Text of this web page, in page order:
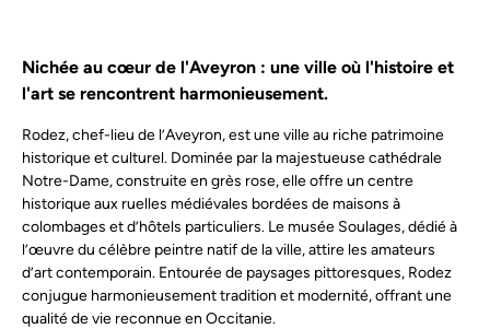
Nichée au cœur de l'Aveyron : une ville où l'histoire et
l'art se rencontrent harmonieusement.
Rodez, chef-lieu de l’Aveyron, est une ville au riche patrimoine
historique et culturel. Dominée par la majestueuse cathédrale
Notre-Dame, construite en grès rose, elle offre un centre
historique aux ruelles médiévales bordées de maisons à
colombages et d’hôtels particuliers. Le musée Soulages, dédié à
l’œuvre du célèbre peintre natif de la ville, attire les amateurs
d’art contemporain. Entourée de paysages pittoresques, Rodez
conjugue harmonieusement tradition et modernité, offrant une
qualité de vie reconnue en Occitanie.